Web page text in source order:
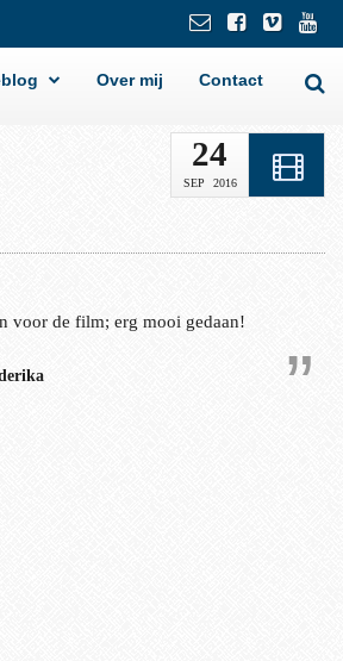
Over mij Contact
24
SEP 2016
voor de film; erg mooi gedaan!